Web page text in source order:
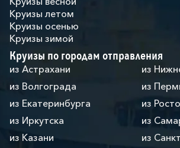
Круизы летом
Круизы осенью
Круизы зимой
Круизы по городам отправления
из Астрахани
из Волгограда
из Екатеринбурга
из Иркутска
из Казани
из
из
из
из
из